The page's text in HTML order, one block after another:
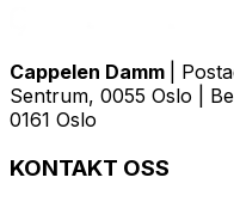
Cappelen Damm
|
Sentrum, 0055 Oslo |
0161 Oslo
KONTAKT OSS